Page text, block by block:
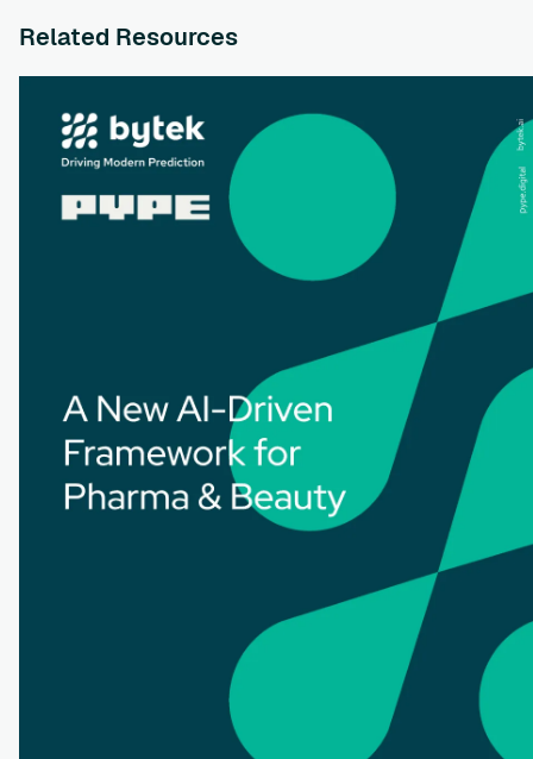
Related Resources